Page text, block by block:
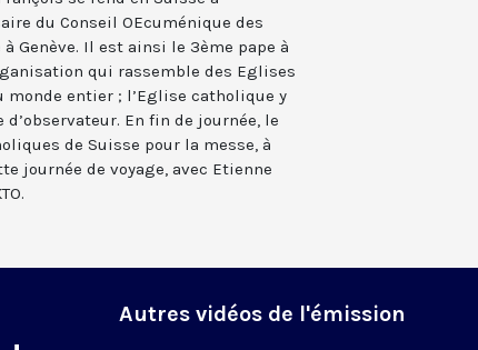
du Conseil OEcuménique des
Genève. Il est ainsi le 3ème pape à
qui rassemble des Eglises
entier ; l’Eglise catholique y
En fin de journée, le
de Suisse pour la messe, à
journée de voyage, avec Etienne
Autres vidéos de l'émission